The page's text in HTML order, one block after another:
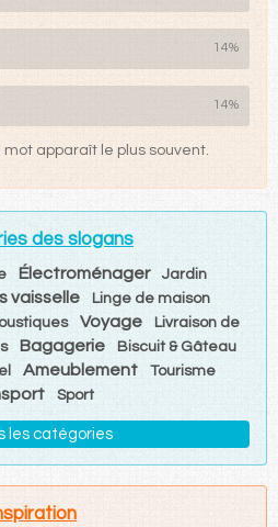
14%
14%
apparaît le plus souvent.
des slogans
Électroménager Jardin
vaisselle Linge de maison
Voyage
Livraison de
Bagagerie Biscuit & Gâteau
Ameublement Tourisme
Sport
les catégories